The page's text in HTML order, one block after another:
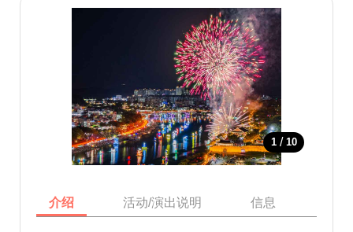
1 / 10
介绍 活动/演出说明 信息